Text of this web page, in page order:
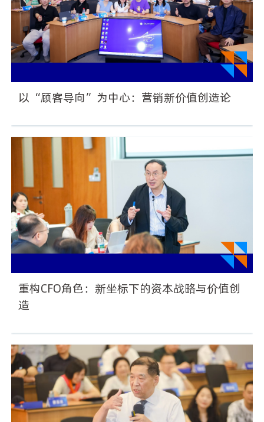
以“顾客导向”为中心：营销新价值创造论
重构CFO角色：新坐标下的资本战略与价值创
造